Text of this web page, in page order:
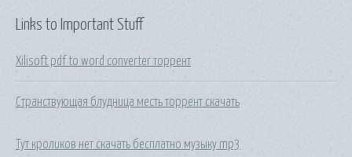
Links to Important Stuff
Xilisoft pdf to word converter торрент
Странствующая блудница месть торрент скачать
Тут кроликов нет скачать бесплатно музыку mp3